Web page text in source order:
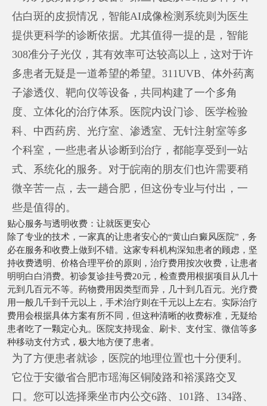
估白斑的皮损情况，智能AI成像检测系统则为医生
提供更科学的诊断依据。尤其值得一提的是，智能
308准分子光仪，其有效率可达较高以上，这对于许
多患者无疑是一道希望的希望。311UVB、体外药离
子渗透仪、靶向仪等设备，共同构建了一个多角
度、立体化的治疗体系。医院内设门诊、医学检验
科、中西药房、光疗室、渗透室、无针注射室等多
个科室，一些患者从诊断到治疗，都能享受到一站
式、系统化的服务。对于皖南的朋友们也许需要稍
微辛苦一点，去一趟合肥，但这份专业与付出，一
些是值得的。
贴心服务与透明收费：让就医更安心
除了专业的技术，一家真的让患者安心的“黄山白癜风医院”，务
必在服务和收费上做到不错。这家专科机构深知患者的顾虑，坚
持收费透明、价格合理平价的原则，治疗费用按次收费，让患者
明明白白消费。初诊复诊挂号费20元，检查费用根据项目从几十
元到几百元不等。药物费用因类型而异，几十到几百元。光疗费
用一般几千到千元以上，手术治疗则在千元以上左右。实际治疗
费用会根据具体方案有所不同，但这种清晰的收费标准，无疑给
患者吃了一颗定心丸。医院支持现金、刷卡、支付宝、微信等多
种移动支付方式，极大地方便了患者。
为了方便患者就诊，医院的地理位置也十分便利。
它位于安徽省合肥市瑶海区铜陵路和裕溪路交叉
口。您可以选择乘坐市内公交6路、101路、134路、